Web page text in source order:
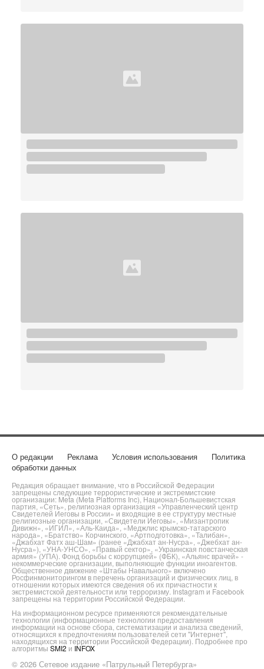
О редакции Реклама Условия использования
Политика
обработки данных
Редакция обращает внимание, что в Российской Федерации
запрещены следующие террористические и экстремистские
организации: Meta (Meta Platforms Inc), Национал-Большевистская
партия, «Сеть», религиозная организация «Управленческий центр
Свидетелей Иеговы в России» и входящие в ее структуру местные
религиозные организации, «Свидетели Иеговы», «Мизантропик
Дивижн», «ИГИЛ», «Аль-Каида», «Меджлис крымско-татарского
народа», «Братство» Корчинского, «Артподготовка», «Талибан»,
«Джабхат Фатх аш-Шам» (ранее «Джабхат ан-Нусра», «Джебхат ан-
Нусра»), «УНА-УНСО», «Правый сектор», «Украинская повстанческая
армия» (УПА). Фонд борьбы с коррупцией» (ФБК), «Альянс врачей» -
некоммерческие организации, выполняющие функции иноагентов.
Общественное движение «Штабы Навального» включено
Росфинмониторингом в перечень организаций и физических лиц, в
отношении которых имеются сведения об их причастности к
экстремистской деятельности или терроризму. Instagram и Facebook
запрещены на территории Российской Федерации.
На информационном ресурсе применяются рекомендательные
технологии (информационные технологии предоставления
информации на основе сбора, систематизации и анализа сведений,
относящихся к предпочтениям пользователей сети "Интернет",
находящихся на территории Российской Федерации). Подробнее про
алгоритмы SMI2 и INFOX
© 2026 Сетевое издание «Патрульный Петербурга»